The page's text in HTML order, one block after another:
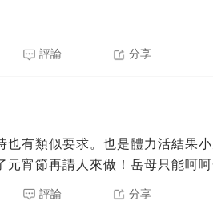
評論 分享
也有類似要求。也是體力活結果
元宵節再請人來做！岳母只能呵呵
評論 分享